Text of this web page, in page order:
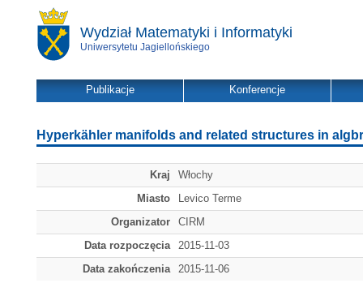
Wydział Matematyki i Informatyki
Uniwersytetu Jagiellońskiego
Publikacje Konferencje
Hyperkähler manifolds and related structures in
Kraj
Włochy
Miasto
Levico Terme
Organizator
CIRM
Data rozpoczęcia
2015-11-03
Data zakończenia
2015-11-06